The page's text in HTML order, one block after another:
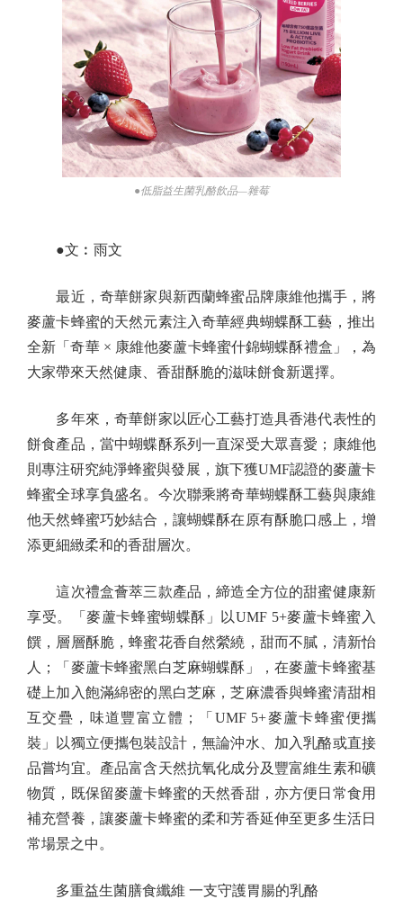
●低脂益生菌乳酪飲品—雜莓
●文︰雨文
最近，奇華餅家與新西蘭蜂蜜品牌康維他攜手，將
麥蘆卡蜂蜜的天然元素注入奇華經典蝴蝶酥工藝，推出
全新「奇華 × 康維他麥蘆卡蜂蜜什錦蝴蝶酥禮盒」，為
大家帶來天然健康、香甜酥脆的滋味餅食新選擇。
多年來，奇華餅家以匠心工藝打造具香港代表性的
餅食產品，當中蝴蝶酥系列一直深受大眾喜愛；康維他
則專注研究純淨蜂蜜與發展，旗下獲UMF認證的麥蘆卡
蜂蜜全球享負盛名。今次聯乘將奇華蝴蝶酥工藝與康維
他天然蜂蜜巧妙結合，讓蝴蝶酥在原有酥脆口感上，增
添更細緻柔和的香甜層次。
這次禮盒薈萃三款產品，締造全方位的甜蜜健康新
享受。「麥蘆卡蜂蜜蝴蝶酥」以UMF 5+麥蘆卡蜂蜜入
饌，層層酥脆，蜂蜜花香自然縈繞，甜而不膩，清新怡
人；「麥蘆卡蜂蜜黑白芝麻蝴蝶酥」，在麥蘆卡蜂蜜基
礎上加入飽滿綿密的黑白芝麻，芝麻濃香與蜂蜜清甜相
互交疊，味道豐富立體；「UMF 5+麥蘆卡蜂蜜便攜
裝」以獨立便攜包裝設計，無論沖水、加入乳酪或直接
品嘗均宜。產品富含天然抗氧化成分及豐富維生素和礦
物質，既保留麥蘆卡蜂蜜的天然香甜，亦方便日常食用
補充營養，讓麥蘆卡蜂蜜的柔和芳香延伸至更多生活日
常場景之中。
多重益生菌膳食纖維 一支守護胃腸的乳酪